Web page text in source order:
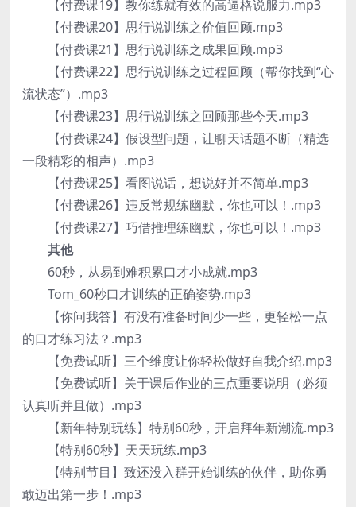
【付费课19】教你练就有效的高逼格说服力.mp3
【付费课20】思行说训练之价值回顾.mp3
【付费课21】思行说训练之成果回顾.mp3
【付费课22】思行说训练之过程回顾（帮你找到“心
流状态”）.mp3
【付费课23】思行说训练之回顾那些今天.mp3
【付费课24】假设型问题，让聊天话题不断（精选
一段精彩的相声）.mp3
【付费课25】看图说话，想说好并不简单.mp3
【付费课26】违反常规练幽默，你也可以！.mp3
【付费课27】巧借推理练幽默，你也可以！.mp3
其他
60秒，从易到难积累口才小成就.mp3
Tom_60秒口才训练的正确姿势.mp3
【你问我答】有没有准备时间少一些，更轻松一点
的口才练习法？.mp3
【免费试听】三个维度让你轻松做好自我介绍.mp3
【免费试听】关于课后作业的三点重要说明（必须
认真听并且做）.mp3
【新年特别玩练】特别60秒，开启拜年新潮流.mp3
【特别60秒】天天玩练.mp3
【特别节目】致还没入群开始训练的伙伴，助你勇
敢迈出第一步！.mp3